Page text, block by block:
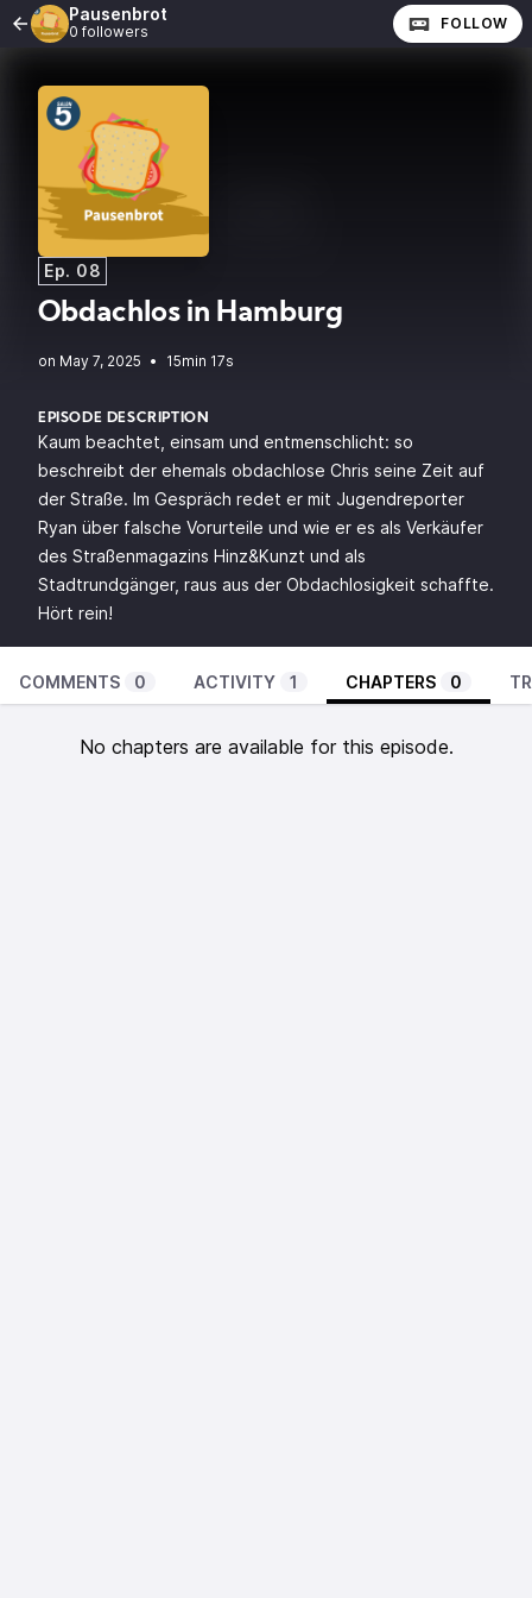
Pausenbrot
0 followers FOLLOW
Ep. 08
Obdachlos in Hamburg
• 15min 17s
EPISODE DESCRIPTION
Kaum beachtet, einsam und entmenschlicht: so
beschreibt der ehemals obdachlose Chris seine Zeit auf
der Straße. Im Gespräch redet er mit Jugendreporter
Ryan über falsche Vorurteile und wie er es als Verkäufer
des Straßenmagazins Hinz&Kunzt und als
Stadtrundgänger, raus aus der Obdachlosigkeit schaffte.
Hört rein!
COMMENTS 0 ACTIVITY 1 CHAPTERS 0
No chapters are available for this episode.